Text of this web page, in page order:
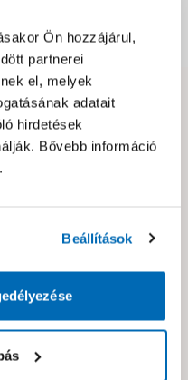
Ön hozzájárul,
partnerei
el, melyek
adatait
hirdetések
Bővebb információ
Beállítások
a termék leírásában?
nekünk!